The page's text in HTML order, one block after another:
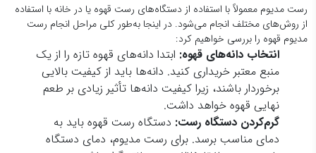
رست مدیوم معمولاً با استفاده از دستگاه‌های رست قهوه یا در خانه با استفاده
از روش‌های مختلف انجام می‌شود. در اینجا به‌طور کلی مراحل انجام رست
مدیوم قهوه را بررسی خواهیم کرد:
انتخاب دانه‌های قهوه: ابتدا دانه‌های قهوه تازه را از یک
منبع معتبر خریداری کنید. دانه‌ها باید از کیفیت بالایی
برخوردار باشند، زیرا کیفیت دانه‌ها تأثیر زیادی بر طعم
نهایی قهوه خواهد داشت.
گرم‌کردن دستگاه رست: دستگاه رست قهوه باید به
دمای مناسب برسد. برای رست مدیوم، دمای دستگاه